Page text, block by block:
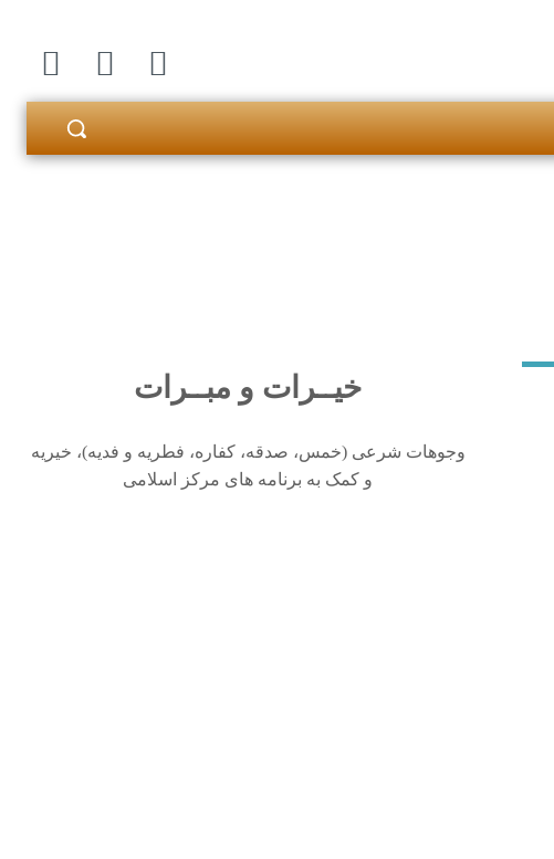
خیــرات و مبــرات
وجوهات شرعی (خمس، صدقه، کفاره، فطریه و فدیه)، خیریه
و کمک به برنامه های مرکز اسلامی